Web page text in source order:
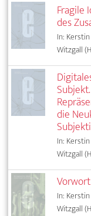
Fragile
des
In:
Witzgall
die
In:
Witzgall
In:
Witzgall